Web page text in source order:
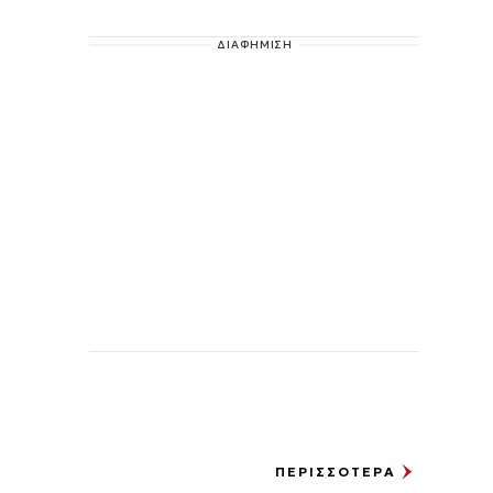
ΔΙΑΦΗΜΙΣΗ
ΠΕΡΙΣΣΟΤΕΡΑ